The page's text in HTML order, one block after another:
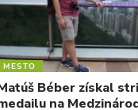
MESTO
Béber získal
na